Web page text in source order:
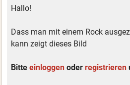
Hallo!
Dass man mit einem Rock
kann zeigt dieses Bild
Bitteeinloggen oderregistrieren